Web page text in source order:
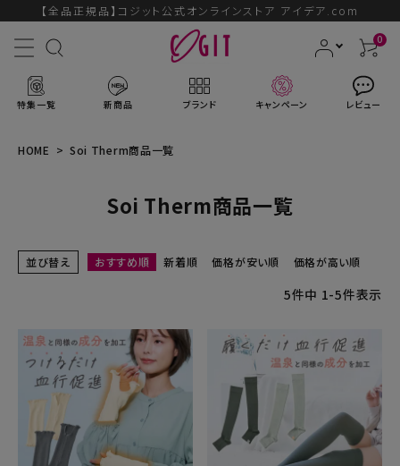
【全品正規品】コジット公式オンラインストア アイデア.com
0
特集一覧 新商品 ブランド キャンペーン レビュー
ブランドから探す
新商品
暑さ・紫外線対策グッズ
HOME Soi Therm商品一覧
Soi Therm商品一覧
並び替え おすすめ順 新着順 価格が安い順 価格が高い順
5件中 1-5件表示